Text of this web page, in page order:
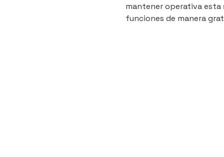
mantener operativa esta
funciones de manera